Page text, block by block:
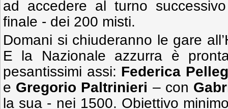
ad accedere al turno
finale - dei 200 misti.
Domani si chiuderanno le gare
E la Nazionale azzurra è
pesantissimi assi: Federica
e Gregorio Paltrinieri – con
la sua - nei 1500. Obiettivo